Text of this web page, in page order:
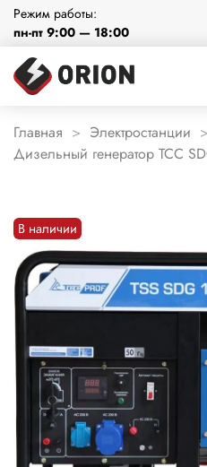
Режим работы:
пн-пт 9:00 — 18:00
Главная Электростанции
Дизельный генератор ТСС
В наличии